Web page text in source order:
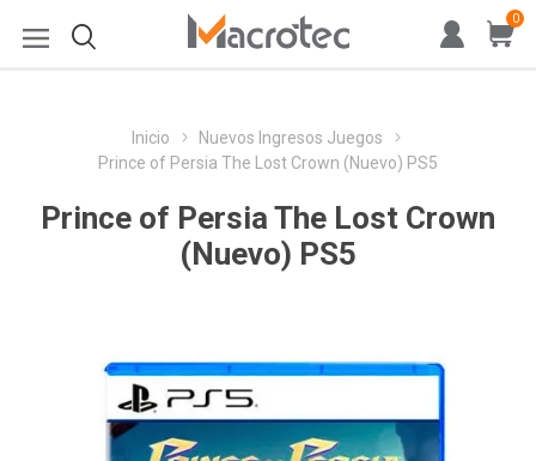
0
Inicio
Nuevos Ingresos Juegos
Prince of Persia The Lost Crown (Nuevo) PS5
Prince of Persia The Lost Crown
(Nuevo) PS5